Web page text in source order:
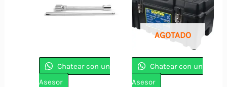
Chatear con un
Asesor
AGOTADO
Chatear con un
Asesor